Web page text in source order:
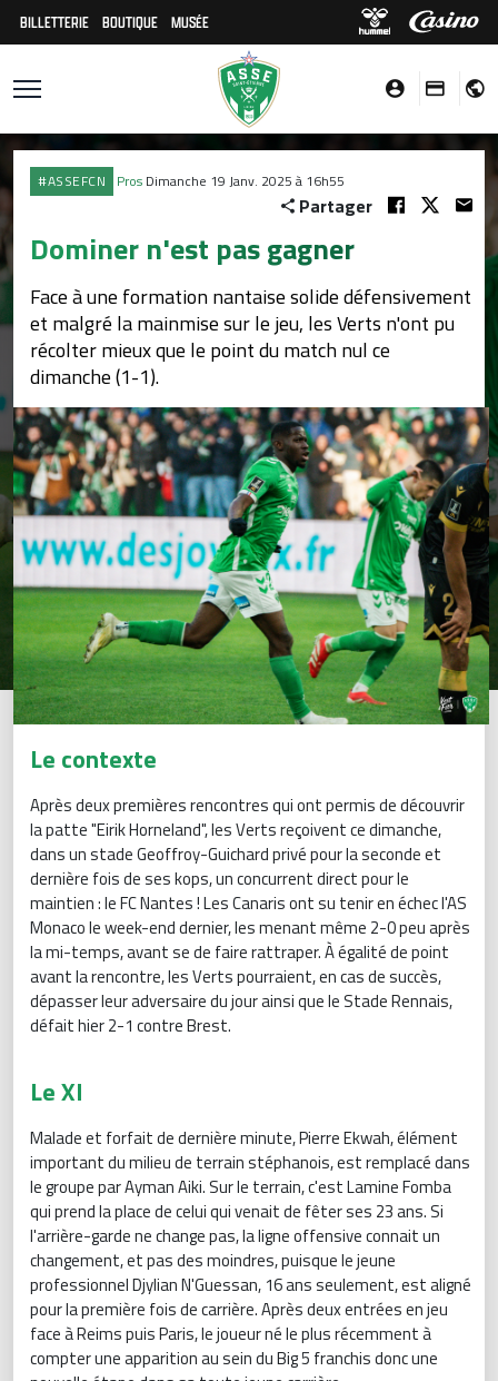
BILLETTERIE BOUTIQUE MUSÉE
#ASSEFCN Pros Dimanche 19 Janv. 2025 à 16h55
Partager
Dominer n'est pas gagner
Face à une formation nantaise solide défensivement
et malgré la mainmise sur le jeu, les Verts n'ont pu
récolter mieux que le point du match nul ce
dimanche (1-1).
Le contexte
Après deux premières rencontres qui ont permis de découvrir
la patte "Eirik Horneland", les Verts reçoivent ce dimanche,
dans un stade Geoffroy-Guichard privé pour la seconde et
dernière fois de ses kops, un concurrent direct pour le
maintien : le FC Nantes ! Les Canaris ont su tenir en échec l'AS
Monaco le week-end dernier, les menant même 2-0 peu après
la mi-temps, avant se de faire rattraper. À égalité de point
avant la rencontre, les Verts pourraient, en cas de succès,
dépasser leur adversaire du jour ainsi que le Stade Rennais,
défait hier 2-1 contre Brest.
Le XI
Malade et forfait de dernière minute, Pierre Ekwah, élément
important du milieu de terrain stéphanois, est remplacé dans
le groupe par Ayman Aiki. Sur le terrain, c'est Lamine Fomba
qui prend la place de celui qui venait de fêter ses 23 ans. Si
l'arrière-garde ne change pas, la ligne offensive connait un
changement, et pas des moindres, puisque le jeune
professionnel Djylian N'Guessan, 16 ans seulement, est aligné
pour la première fois de carrière. Après deux entrées en jeu
face à Reims puis Paris, le joueur né le plus récemment à
compter une apparition au sein du Big 5 franchis donc une